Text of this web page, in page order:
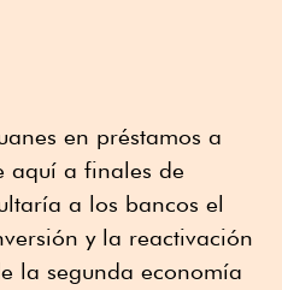
en préstamos a
aquí a finales de
a los bancos el
y la reactivación
la segunda economía